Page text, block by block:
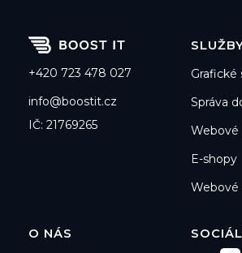
+420 723 478 027
info@boostit.cz
IČ: 21769265
Grafické
Správa
Webové
E-shopy
Webové
O NÁS